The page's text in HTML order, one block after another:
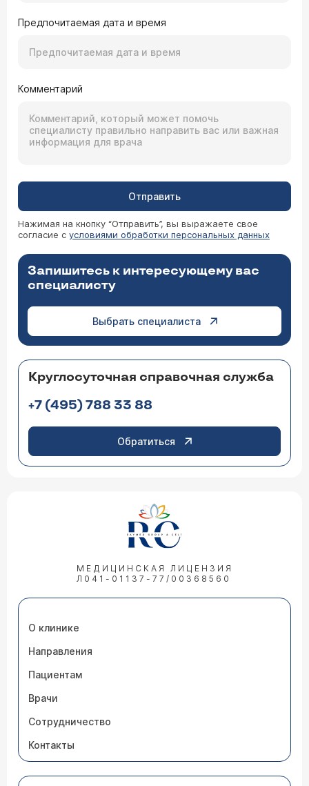
Предпочитаемая дата и время
Комментарий
Отправить
Нажимая на кнопку “Отправить”, вы выражаете свое
согласие с условиями обработки персональных данных
Запишитесь к интересующему вас
специалисту
Выбрать специалиста
Круглосуточная справочная служба
+7 (495) 788 33 88
Обратиться
МЕДИЦИНСКАЯ ЛИЦЕНЗИЯ
Л041-01137-77/00368560
О клинике
Направления
Пациентам
Врачи
Сотрудничество
Контакты